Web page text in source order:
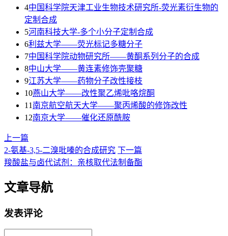
4中国科学院天津工业生物技术研究所-荧光素衍生物的
定制合成
5河南科技大学-多个小分子定制合成
6利兹大学——荧光标记多糖分子
7中国科学院动物研究所——黄酮系列分子的合成
8中山大学——黄连素修饰壳聚糖
9江苏大学——药物分子改性接枝
10燕山大学——改性聚乙烯吡咯烷酮
11 南京航空航天大学——聚丙烯酸的修饰改性
12南京大学——催化还原酰胺
上一篇
2-氨基-3,5-二溴吡嗪的合成研究 下一篇
羧酸盐与卤代试剂：亲核取代法制备酯
文章导航
发表评论